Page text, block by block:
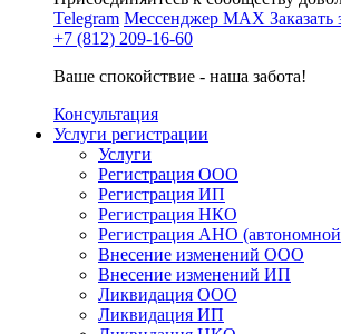
Telegram Мессенджер MAX Заказать
+7 (812) 209-16-60
Ваше спокойствие - наша забота!
Консультация
Услуги регистрации
Услуги
Регистрация ООО
Регистрация ИП
Регистрация НКО
Регистрация АНО
Внесение изменений ООО
Внесение изменений ИП
Ликвидация ООО
Ликвидация ИП